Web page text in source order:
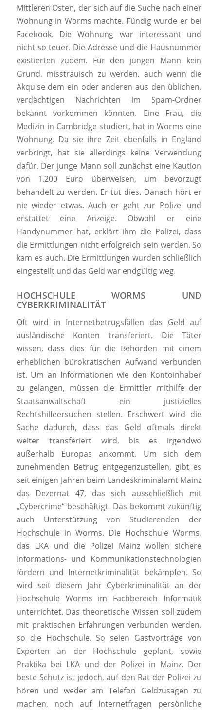
Mittleren Osten, der sich auf die Suche nach einer
Wohnung in Worms machte. Fündig wurde er bei
Facebook. Die Wohnung war interessant und
nicht so teuer. Die Adresse und die Hausnummer
existierten zudem. Für den jungen Mann kein
Grund, misstrauisch zu werden, auch wenn die
Akquise dem ein oder anderen aus den üblichen,
verdächtigen Nachrichten im Spam-Ordner
bekannt vorkommen könnten. Eine Frau, die
Medizin in Cambridge studiert, hat in Worms eine
Wohnung. Da sie ihre Zeit ebenfalls in England
verbringt, hat sie allerdings keine Verwendung
dafür. Der junge Mann soll zunächst eine Kaution
von 1.200 Euro überweisen, um bevorzugt
behandelt zu werden. Er tut dies. Danach hört er
nie wieder etwas. Auch er geht zur Polizei und
erstattet eine Anzeige. Obwohl er eine
Handynummer hat, erklärt ihm die Polizei, dass
die Ermittlungen nicht erfolgreich sein werden. So
kam es auch. Die Ermittlungen wurden schließlich
eingestellt und das Geld war endgültig weg.
HOCHSCHULE WORMS UND
CYBERKRIMINALITÄT
Oft wird in Internetbetrugsfällen das Geld auf
ausländische Konten transferiert. Die Täter
wissen, dass dies für die Behörden mit einem
erheblichen bürokratischen Aufwand verbunden
ist. Um an Informationen wie den Kontoinhaber
zu gelangen, müssen die Ermittler mithilfe der
Staatsanwaltschaft ein justizielles
Rechtshilfeersuchen stellen. Erschwert wird die
Sache dadurch, dass das Geld oftmals direkt
weiter transferiert wird, bis es irgendwo
außerhalb Europas ankommt. Um sich dem
zunehmenden Betrug entgegenzustellen, gibt es
seit einigen Jahren beim Landeskriminalamt Mainz
das Dezernat 47, das sich ausschließlich mit
„Cybercrime“ beschäftigt. Das bekommt zukünftig
auch Unterstützung von Studierenden der
Hochschule in Worms. Die Hochschule Worms,
das LKA und die Polizei Mainz wollen sichere
Informations- und Kommunikationstechnologien
fördern und Internetkriminalität bekämpfen. So
wird seit diesem Jahr Cyberkriminalität an der
Hochschule Worms im Fachbereich Informatik
unterrichtet. Das theoretische Wissen soll zudem
mit praktischen Erfahrungen verbunden werden,
so die Hochschule. So seien Gastvorträge von
Experten an der Hochschule geplant, sowie
Praktika bei LKA und der Polizei in Mainz. Der
beste Schutz ist jedoch, auf den Rat der Polizei zu
hören und weder am Telefon Geldzusagen zu
machen, noch auf Internetfragen persönliche